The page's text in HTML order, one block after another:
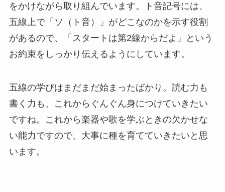
をかけながら取り組んでいます。ト音記号には、
五線上で「ソ（ト音）」がどこなのかを示す役割
があるので、「スタートは第2線からだよ」という
お約束をしっかり伝えるようにしています。
五線の学びはまだまだ始まったばかり。読む力も
書く力も、これからぐんぐん身につけていきたい
ですね。これから楽器や歌を学ぶときの欠かせな
い能力ですので、大事に種を育てていきたいと思
います。